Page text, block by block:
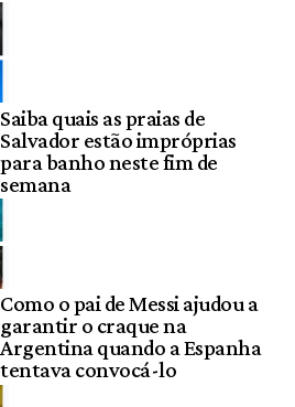
Saiba quais as praias de
Salvador estão impróprias
para banho neste fim de
semana
Como o pai de Messi ajudou a
garantir o craque na
Argentina quando a Espanha
tentava convocá-lo